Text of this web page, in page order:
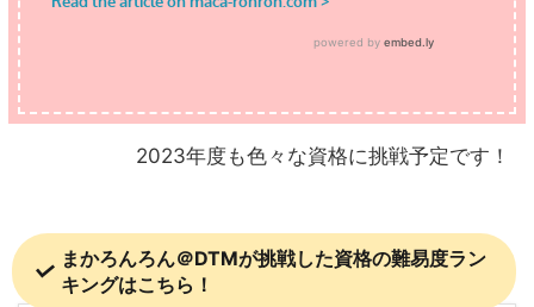
2023年度も色々な資格に挑戦予定です！
まかろんろん＠DTMが挑戦した資格の難易度ラン
キングはこちら！